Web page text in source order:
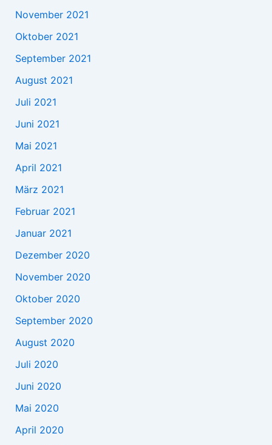
November 2021
Oktober 2021
September 2021
August 2021
Juli 2021
Juni 2021
Mai 2021
April 2021
März 2021
Februar 2021
Januar 2021
Dezember 2020
November 2020
Oktober 2020
September 2020
August 2020
Juli 2020
Juni 2020
Mai 2020
April 2020